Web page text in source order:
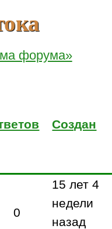
форума»
Создан
0
15 лет 4
недели
назад